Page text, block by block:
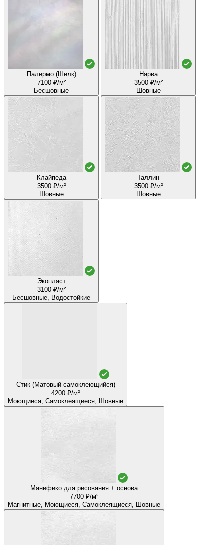
Палермо (Шелк)
7100 ₽/м²
Бесшовные
Нарва
3500 ₽/м²
Шовные
Клайпеда
3500 ₽/м²
Шовные
Таллин
3500 ₽/м²
Шовные
Экопласт
3100 ₽/м²
Бесшовные, Водостойкие
Стик (Матовый самоклеющийся)
4200 ₽/м²
Моющиеся, Самоклеящиеся, Шовные
Манифико для рисования + основа
7700 ₽/м²
Магнитные, Моющиеся, Самоклеящиеся, Шовные